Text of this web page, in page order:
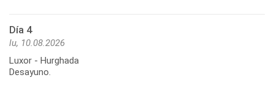
Día 4
lu, 10.08.2026
Luxor - Hurghada
Desayuno.